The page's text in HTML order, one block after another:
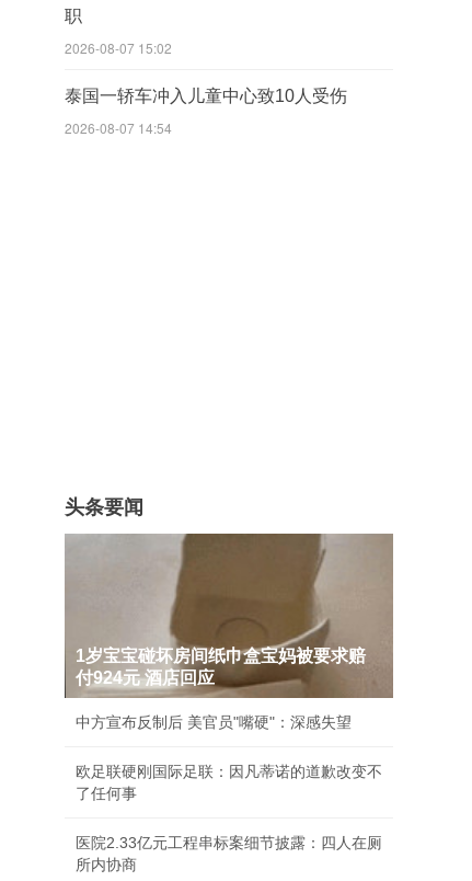
职
2026-08-07 15:02
泰国一轿车冲入儿童中心致10人受伤
2026-08-07 14:54
头条要闻
1岁宝宝碰坏房间纸巾盒宝妈被要求赔
付924元 酒店回应
中方宣布反制后 美官员"嘴硬"：深感失望
欧足联硬刚国际足联：因凡蒂诺的道歉改变不
了任何事
医院2.33亿元工程串标案细节披露：四人在厕
所内协商